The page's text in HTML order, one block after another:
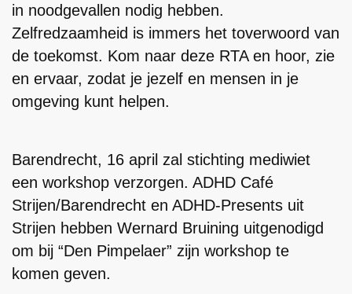
in noodgevallen nodig hebben.
Zelfredzaamheid is immers het toverwoord van
de toekomst. Kom naar deze RTA en hoor, zie
en ervaar, zodat je jezelf en mensen in je
omgeving kunt helpen.
Barendrecht, 16 april zal stichting mediwiet
een workshop verzorgen. ADHD Café
Strijen/Barendrecht en ADHD-Presents uit
Strijen hebben Wernard Bruining uitgenodigd
om bij “Den Pimpelaer” zijn workshop te
komen geven.